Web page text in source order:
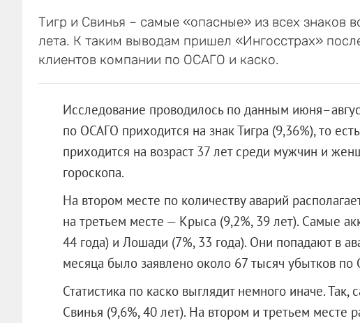
Тигр и Свинья – самые «опасные» из всех знаков
лета. К таким выводам пришел «Ингосстрах»
клиентов компании по ОСАГО и каско.
Исследование проводилось по данным
по ОСАГО приходится на знак Тигра (9,36%), то
приходится на возраст 37 лет среди мужчин и
гороскопа.
На втором месте по количеству аварий
на третьем месте — Крыса (9,2%, 39 лет). Самые
44 года) и Лошади (7%, 33 года). Они попадают в
месяца было заявлено около 67 тысяч убытков по
Статистика по каско выглядит немного иначе.
Свинья (9,6%, 40 лет). На втором и третьем месте